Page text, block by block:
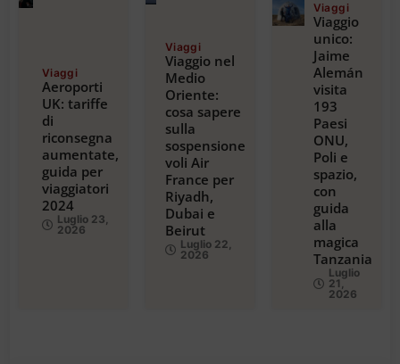
Viaggi
Aeroporti
UK: tariffe
di
riconsegna
aumentate,
guida per
viaggiatori
2024
Luglio 23,
2026
Viaggi
Viaggio nel
Medio
Oriente:
cosa sapere
sulla
sospensione
voli Air
France per
Riyadh,
Dubai e
Beirut
Luglio 22,
2026
Viaggi
Viaggio
unico:
Jaime
Alemán
visita
193
Paesi
ONU,
Poli e
spazio,
con
guida
alla
magica
Tanzania
Luglio
21,
2026